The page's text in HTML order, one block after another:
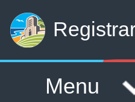
Menu